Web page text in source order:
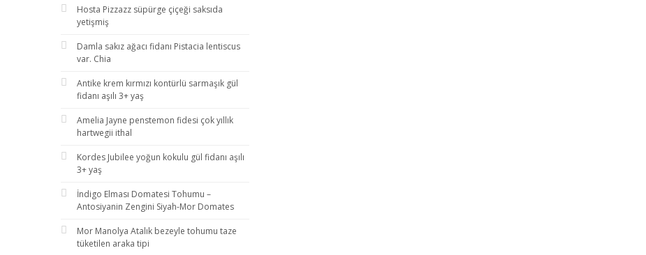
Hosta Pizzazz süpürge çiçeği saksıda
yetişmiş
Damla sakız ağacı fidanı Pistacia lentiscus
var. Chia
Antike krem kırmızı kontürlü sarmaşık gül
fidanı aşılı 3+ yaş
Amelia Jayne penstemon fidesi çok yıllık
hartwegii ithal
Kordes Jubilee yoğun kokulu gül fidanı aşılı
3+ yaş
İndigo Elması Domatesi Tohumu –
Antosiyanin Zengini Siyah-Mor Domates
Mor Manolya Atalık bezeyle tohumu taze
tüketilen araka tipi